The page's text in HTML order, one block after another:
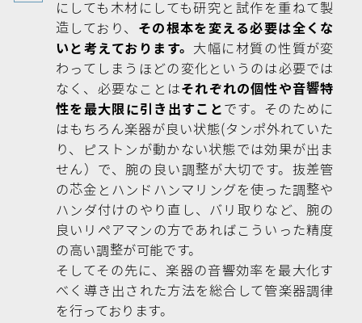
にしても木材にしても研究と試作を重ねて製
造しており、 その根本を変える必要は全くな
いと考えております。 大幅に材質の性質が変
わってしまうほどの変化というのは必要では
なく、必要なことはそれぞれの個性や音響特
性を最大限に引き出すこと です。そのために
はもちろん楽器が良い状態(タンポ外れていた
り、ピストンが動かない状態では効果が出ま
せん）で、腕の良い調整が大切です。抜差管
の芯金とハンドハンマリングを使った調整や
ハンダ付けのやり直し、バリ取りなど、腕の
良いリペアマンの方であればこういった精度
の高い調整が可能です。
そしてその先に、楽器の音響効率を最大化す
べく導き出された方法を総合して管楽器調律
を行っております。